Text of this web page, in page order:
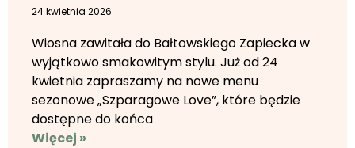
24 kwietnia 2026
Wiosna zawitała do Bałtowskiego Zapiecka w
wyjątkowo smakowitym stylu. Już od 24
kwietnia zapraszamy na nowe menu
sezonowe „Szparagowe Love”, które będzie
dostępne do końca
Więcej »